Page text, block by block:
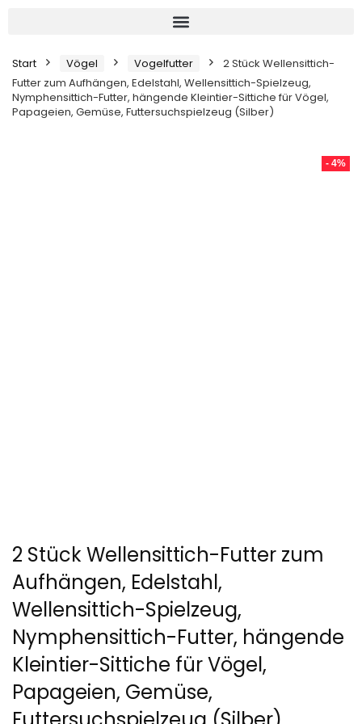
Start Vögel Vogelfutter
2 Stück Wellensittich-
Futter zum Aufhängen, Edelstahl, Wellensittich-Spielzeug,
Nymphensittich-Futter, hängende Kleintier-Sittiche für Vögel,
Papageien, Gemüse, Futtersuchspielzeug (Silber)
- 4%
2 Stück Wellensittich-Futter zum
Aufhängen, Edelstahl,
Wellensittich-Spielzeug,
Nymphensittich-Futter, hängende
Kleintier-Sittiche für Vögel,
Papageien, Gemüse,